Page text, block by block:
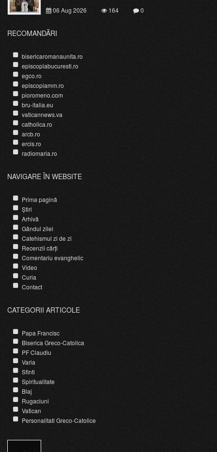
06 Aug 2026
164 0
RECOMANDĂRI
bisericaromanaunita.ro
episcopiabucuresti.ro
egco.ro
episcopiamm.ro
pioromeno.com
bru-italia.eu
vaticannews.va
catholica.ro
arcb.ro
ercis.ro
radiomaria.ro
NAVIGARE ÎN WEBSITE
Prima pagină
Știri
Arhivă
Gândul zilei
Catehismul zi de zi
Recenzii cărți
Comentariu evanghelic
Video
Curia
Contact
CATEGORII ARTICOLE
Papa Francisc
Biserica Greco-Catolica
PF Claudiu
Varia
Sfinti
Spiritualitate
Blaj
Rugaciuni
Vatican
Personalitati Greco-Catolice